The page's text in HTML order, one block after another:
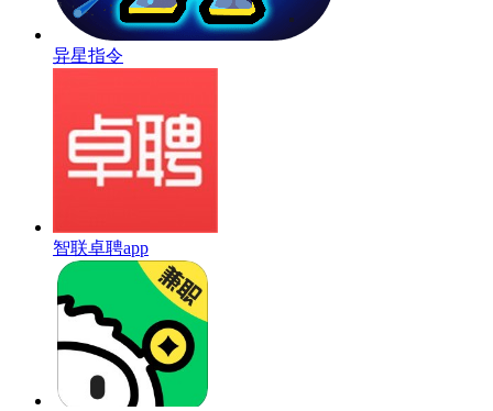
异星指令
智联卓聘app